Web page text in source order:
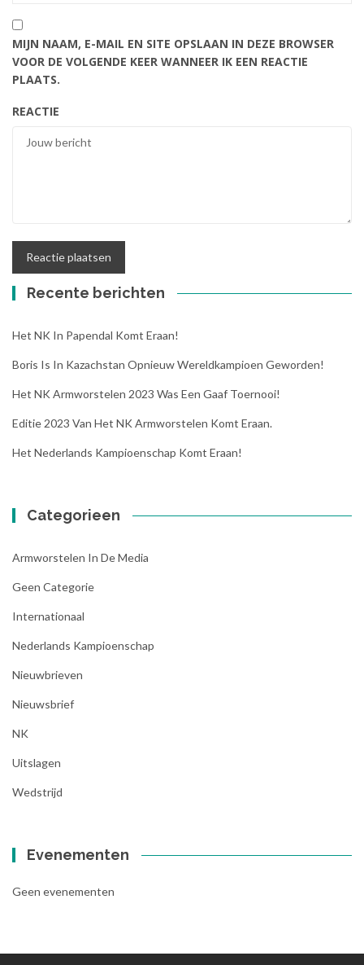
MIJN NAAM, E-MAIL EN SITE OPSLAAN IN DEZE BROWSER
VOOR DE VOLGENDE KEER WANNEER IK EEN REACTIE
PLAATS.
REACTIE
Recente berichten
Het NK In Papendal Komt Eraan!
Boris Is In Kazachstan Opnieuw Wereldkampioen Geworden!
Het NK Armworstelen 2023 Was Een Gaaf Toernooi!
Editie 2023 Van Het NK Armworstelen Komt Eraan.
Het Nederlands Kampioenschap Komt Eraan!
Categorieen
Armworstelen In De Media
Geen Categorie
Internationaal
Nederlands Kampioenschap
Nieuwbrieven
Nieuwsbrief
NK
Uitslagen
Wedstrijd
Evenementen
Geen evenementen